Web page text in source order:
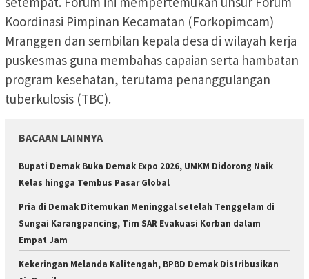
Koordinasi Pimpinan Kecamatan (Forkopimcam)
Mranggen dan sembilan kepala desa di wilayah kerja
puskesmas guna membahas capaian serta hambatan
program kesehatan, terutama penanggulangan
tuberkulosis (TBC).
BACAAN LAINNYA
Bupati Demak Buka Demak Expo 2026, UMKM Didorong Naik
Kelas hingga Tembus Pasar Global
Pria di Demak Ditemukan Meninggal setelah Tenggelam di
Sungai Karangpancing, Tim SAR Evakuasi Korban dalam
Empat Jam
Kekeringan Melanda Kalitengah, BPBD Demak Distribusikan